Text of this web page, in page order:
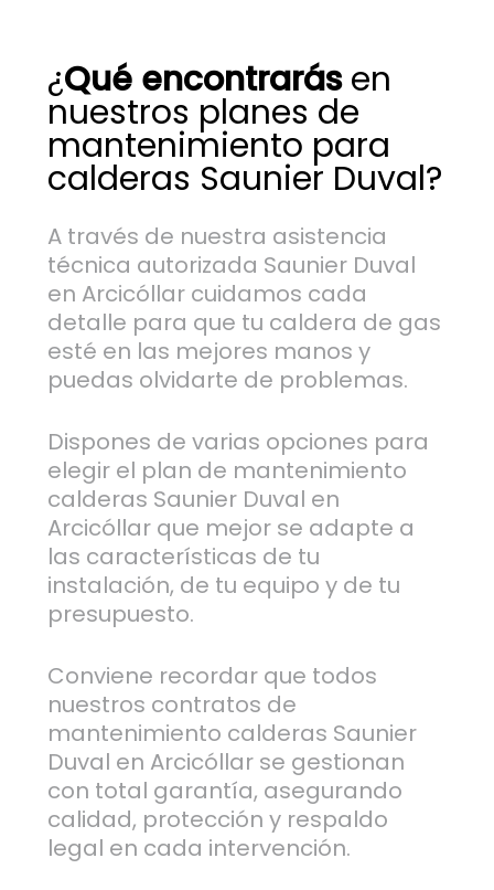
¿Qué encontrarásen
nuestros planes de
mantenimiento para
calderas Saunier Duval?
A través de nuestra asistencia
técnica autorizada Saunier Duval
en Arcicóllar cuidamos cada
detalle para que tu caldera de gas
esté en las mejores manos y
puedas olvidarte de problemas.
Dispones de varias opciones para
elegir el plan de mantenimiento
calderas Saunier Duval en
Arcicóllar que mejor se adapte a
las características de tu
instalación, de tu equipo y de tu
presupuesto.
Conviene recordar que todos
nuestros contratos de
mantenimiento calderas Saunier
Duval en Arcicóllar se gestionan
con total garantía, asegurando
calidad, protección y respaldo
legal en cada intervención.